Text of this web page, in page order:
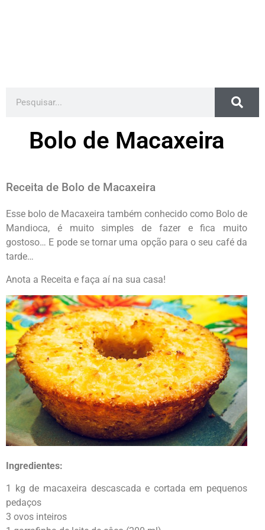
Bolo de Macaxeira
Receita de Bolo de Macaxeira
Esse bolo de Macaxeira também conhecido como Bolo de
Mandioca, é muito simples de fazer e fica muito
gostoso… E pode se tornar uma opção para o seu café da
tarde…
Anota a Receita e faça aí na sua casa!
Ingredientes:
1 kg de macaxeira descascada e cortada em pequenos
pedaços
3 ovos inteiros